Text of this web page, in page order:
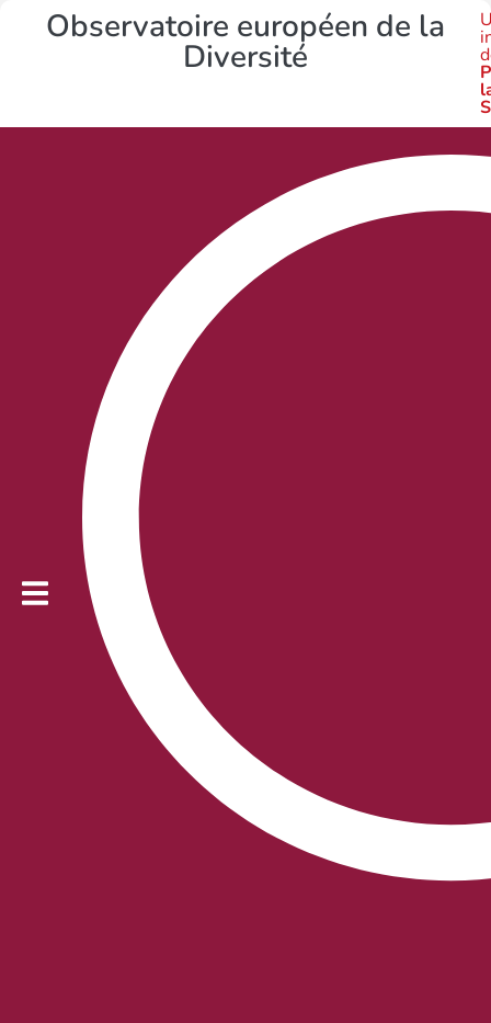
Observatoire européen de la
Diversité